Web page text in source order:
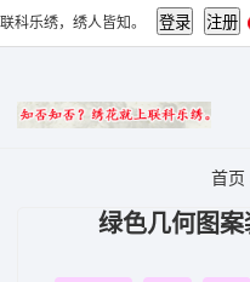
联科乐绣，绣人皆知。
首页
绿色几何图